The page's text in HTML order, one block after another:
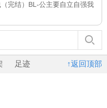
完结） BL-公主要自立自强我
↑返回顶部
足迹